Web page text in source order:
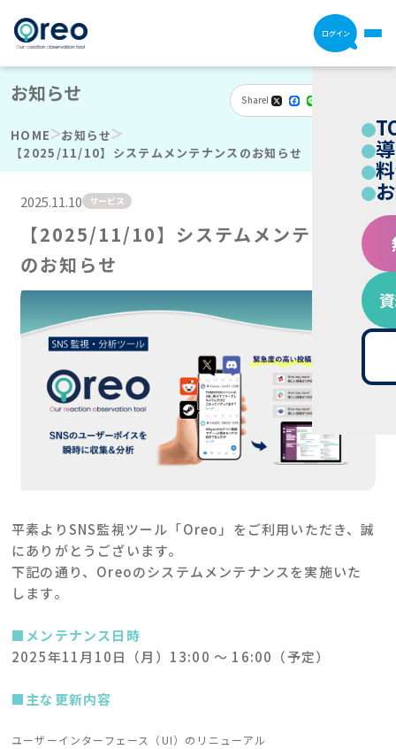
ログイン
お知らせ
HOME
お知らせ
【2025/11/10】システムメンテナンスのお知らせ
Share Facebook
有
2025.11.10 サービス
【2025/11/10】システムメンテナンス
のお知らせ
平素よりSNS監視ツール「Oreo」をご利用いただき、誠
にありがとうございます。
下記の通り、Oreoのシステムメンテナンスを実施いた
します。
■メンテナンス日時
2025年11月10日（月）13:00 ～ 16:00（予定）
■主な更新内容
ユーザーインターフェース（UI）のリニューアル